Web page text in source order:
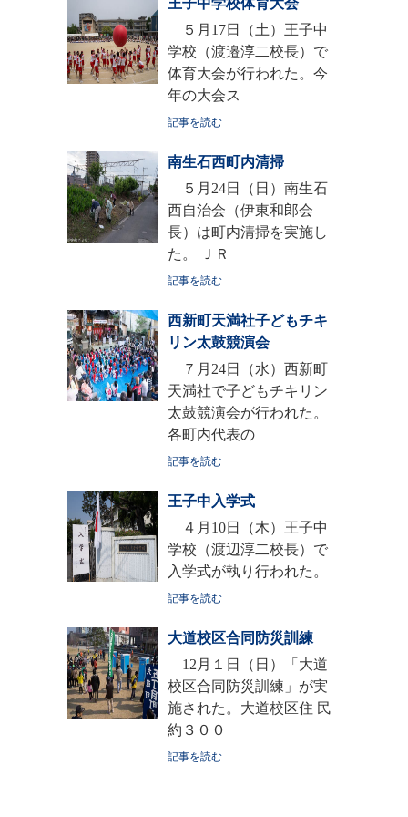
王子中学校体育大会
５月17日（土）王子中
学校（渡邉淳二校長）で
体育大会が行われた。今
年の大会ス
記事を読む
南生石西町内清掃
５月24日（日）南生石
西自治会（伊東和郎会
長）は町内清掃を実施し
た。 ＪＲ
記事を読む
西新町天満社子どもチキ
リン太鼓競演会
７月24日（水）西新町
天満社で子どもチキリン
太鼓競演会が行われた。
各町内代表の
記事を読む
王子中入学式
４月10日（木）王子中
学校（渡辺淳二校長）で
入学式が執り行われた。
記事を読む
大道校区合同防災訓練
12月１日（日）「大道
校区合同防災訓練」が実
施された。大道校区住 民
約３００
記事を読む